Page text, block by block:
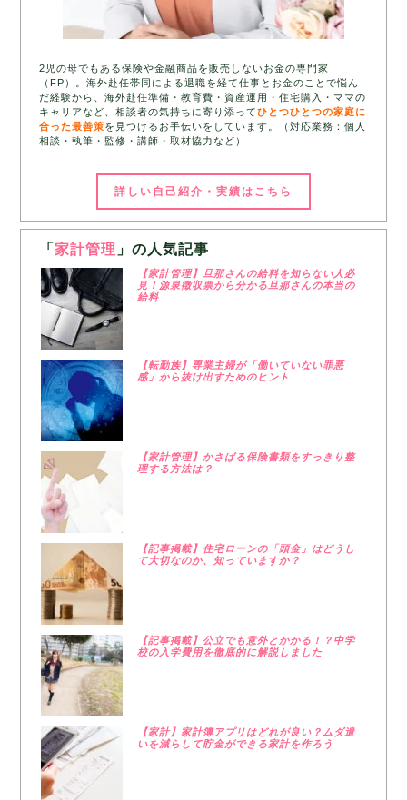
2児の母でもある保険や金融商品を販売しないお金の専門家
（FP）。海外赴任帯同による退職を経て仕事とお金のことで悩ん
だ経験から、海外赴任準備・教育費・資産運用・住宅購入・ママの
キャリアなど、相談者の気持ちに寄り添ってひとつひとつの家庭に
合った最善策を見つけるお手伝いをしています。（対応業務：個人
相談・執筆・監修・講師・取材協力など）
詳しい自己紹介・実績はこちら
「家計管理 」の人気記事
【家計管理】旦那さんの給料を知らない人必
見！源泉徴収票から分かる旦那さんの本当の
給料
【転勤族】専業主婦が「働いていない罪悪
感」から抜け出すためのヒント
【家計管理】かさばる保険書類をすっきり整
理する方法は？
【記事掲載】住宅ローンの「頭金」はどうし
て大切なのか、知っていますか？
【記事掲載】公立でも意外とかかる！？中学
校の入学費用を徹底的に解説しました
【家計】家計簿アプリはどれが良い？ムダ遣
いを減らして貯金ができる家計を作ろう